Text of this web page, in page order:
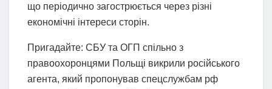
що періодично загострюється через різні
економічні інтереси сторін.
Пригадайте: СБУ та ОГП спільно з
правоохоронцями Польщі викрили російського
агента, який пропонував спецслужбам рф